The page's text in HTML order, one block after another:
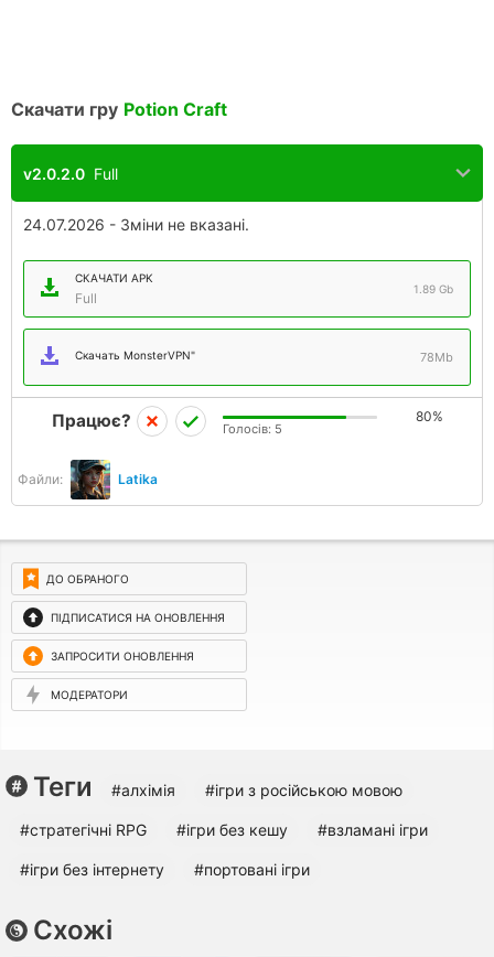
Скачати гру Potion Craft
v2.0.2.0 Full
24.07.2026 - Зміни не вказані.
СКАЧАТИ APK
Full
1.89 Gb
Скачать MonsterVPN" 78Mb
Файли: Latika
Працює? 80%
Голосів: 5
ДО ОБРАНОГО
ПІДПИСАТИСЯ НА ОНОВЛЕННЯ
ЗАПРОСИТИ ОНОВЛЕННЯ
МОДЕРАТОРИ
Теги #алхімія #ігри з російською мовою
#стратегічні RPG #ігри без кешу #взламані ігри
#ігри без інтернету #портовані ігри
Схожі